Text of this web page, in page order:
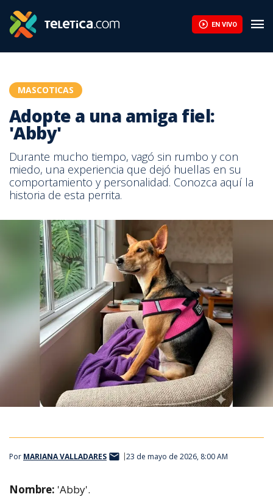
EN VIVO
MASCOTICAS
Adopte a una amiga fiel:
'Abby'
Durante mucho tiempo, vagó sin rumbo y con
miedo, una experiencia que dejó huellas en su
comportamiento y personalidad. Conozca aquí la
historia de esta perrita.
Por MARIANA VALLADARES 23 de mayo de 2026, 8:00 AM
Nombre: 'Abby'.